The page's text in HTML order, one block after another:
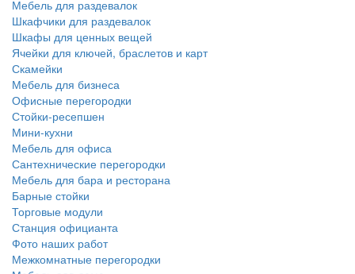
Мебель для раздевалок
Шкафчики для раздевалок
Шкафы для ценных вещей
Ячейки для ключей, браслетов и карт
Скамейки
Мебель для бизнеса
Офисные перегородки
Стойки-ресепшен
Мини-кухни
Мебель для офиса
Сантехнические перегородки
Мебель для бара и ресторана
Барные стойки
Торговые модули
Станция официанта
Фото наших работ
Межкомнатные перегородки